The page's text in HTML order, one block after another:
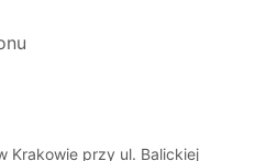
Krakowie przy ul. Balickiej